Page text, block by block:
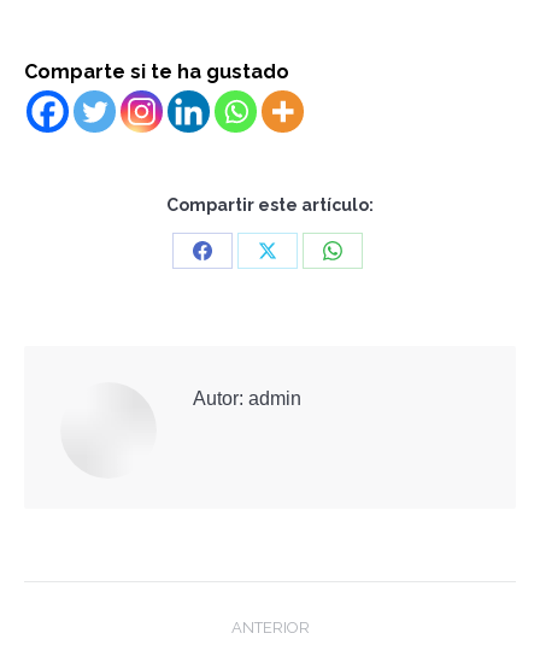
Comparte si te ha gustado
Compartir este artículo:
Share
Share
Share
Autor: admin
ANTERIOR